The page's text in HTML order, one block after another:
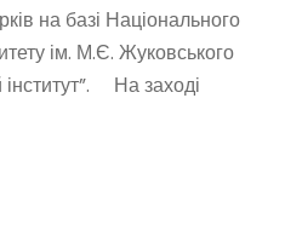
на базі Національного
ім. М.Є. Жуковського
інститут”. На заході